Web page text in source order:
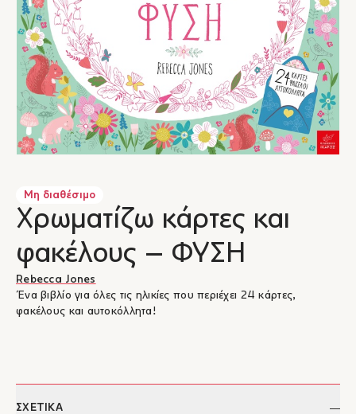
Μη διαθέσιμο
Χρωματίζω κάρτες και
φακέλους – ΦΥΣΗ
Rebecca Jones
Ένα βιβλίο για όλες τις ηλικίες που περιέχει 24 κάρτες,
φακέλους και αυτοκόλλητα!
ΣΧΕΤΙΚΑ